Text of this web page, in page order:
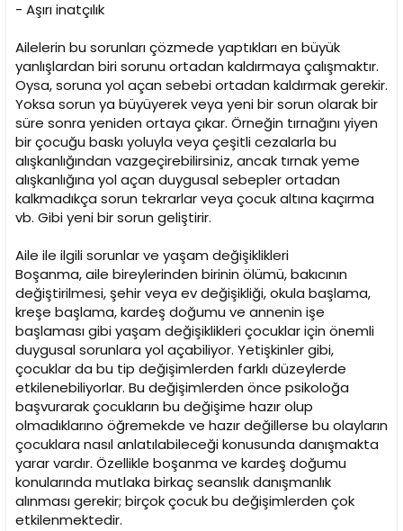
- Aşırı inatçılık
Ailelerin bu sorunları çözmede yaptıkları en büyük
yanlışlardan biri sorunu ortadan kaldırmaya çalışmaktır.
Oysa, soruna yol açan sebebi ortadan kaldırmak gerekir.
Yoksa sorun ya büyüyerek veya yeni bir sorun olarak bir
süre sonra yeniden ortaya çıkar. Örneğin tırnağını yiyen
bir çocuğu baskı yoluyla veya çeşitli cezalarla bu
alışkanlığından vazgeçirebilirsiniz, ancak tırnak yeme
alışkanlığına yol açan duygusal sebepler ortadan
kalkmadıkça sorun tekrarlar veya çocuk altına kaçırma
vb. Gibi yeni bir sorun geliştirir.
Aile ile ilgili sorunlar ve yaşam değişiklikleri
Boşanma, aile bireylerinden birinin ölümü, bakıcının
değiştirilmesi, şehir veya ev değişikliği, okula başlama,
kreşe başlama, kardeş doğumu ve annenin işe
başlaması gibi yaşam değişiklikleri çocuklar için önemli
duygusal sorunlara yol açabiliyor. Yetişkinler gibi,
çocuklar da bu tip değişimlerden farklı düzeylerde
etkilenebiliyorlar. Bu değişimlerden önce psikoloğa
başvurarak çocukların bu değişime hazır olup
olmadıklarıno öğremekde ve hazır değillerse bu olayların
çocuklara nasıl anlatılabileceği konusunda danışmakta
yarar vardır. Özellikle boşanma ve kardeş doğumu
konularında mutlaka birkaç seanslık danışmanlık
alınması gerekir; birçok çocuk bu değişimlerden çok
etkilenmektedir.